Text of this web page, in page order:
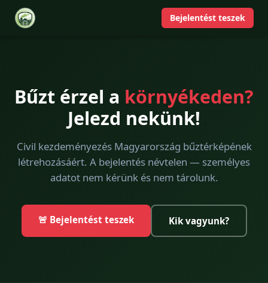
Bejelentést teszek
Bűzt érzel a környékeden?
Jelezd nekünk!
Civil kezdeményezés Magyarország bűztérképének
létrehozásáért. A bejelentés névtelen — személyes
adatot nem kérünk és nem tárolunk.
🚨 Bejelentést teszek Kik vagyunk?